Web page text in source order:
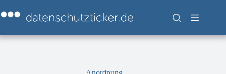
Inhalt
springen